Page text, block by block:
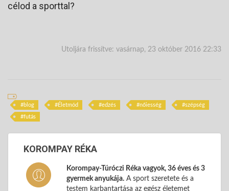
célod a sporttal?
Utoljára frissítve: vasárnap, 23 október 2016 22:33
blog Életmód edzés nőiesség szépség
futás
KOROMPAY RÉKA
Korompay-Túróczi Réka vagyok, 36 éves és 3
gyermek anyukája. A sport szeretete és a
testem karbantartása az egész életemet